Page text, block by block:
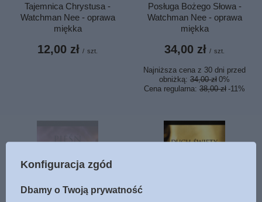
Tajemnica Chrystusa -
Watchman Nee - oprawa
miękka
12,00 zł / szt.
Posługa Bożego Słowa -
Watchman Nee - oprawa
miękka
34,00 zł / szt.
Najniższa cena z 30 dni przed
obniżką: 34,00 zł 0%
Cena regularna: 38,00 zł -11%
Konfiguracja zgód
Dbamy o Twoją prywatność